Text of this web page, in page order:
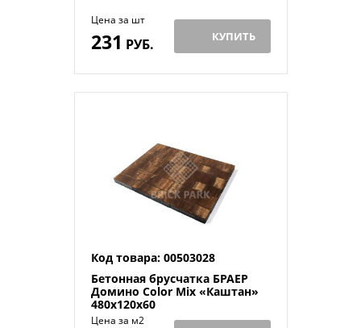
Цена за шт
231 РУБ. КУПИТЬ
Код товара: 00503028
Бетонная брусчатка БРАЕР
Домино Color Mix «Каштан»
480x120x60
Цена за м2